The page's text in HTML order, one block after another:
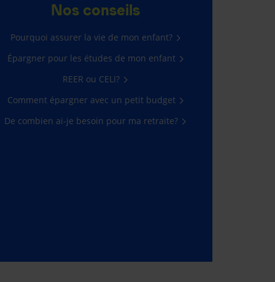
Nos conseils
Pourquoi assurer la vie de mon enfant?
Épargner pour les études de mon enfant
REER ou CELI?
Comment épargner avec un petit budget
De combien ai-je besoin pour ma retraite?